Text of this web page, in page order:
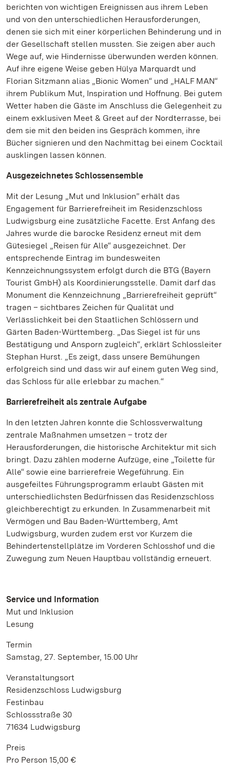
berichten von wichtigen Ereignissen aus ihrem Leben
und von den unterschiedlichen Herausforderungen,
denen sie sich mit einer körperlichen Behinderung und in
der Gesellschaft stellen mussten. Sie zeigen aber auch
Wege auf, wie Hindernisse überwunden werden können.
Auf ihre eigene Weise geben Hülya Marquardt und
Florian Sitzmann alias „Bionic Women“ und „HALF MAN“
ihrem Publikum Mut, Inspiration und Hoffnung. Bei gutem
Wetter haben die Gäste im Anschluss die Gelegenheit zu
einem exklusiven Meet & Greet auf der Nordterrasse, bei
dem sie mit den beiden ins Gespräch kommen, ihre
Bücher signieren und den Nachmittag bei einem Cocktail
ausklingen lassen können.
Ausgezeichnetes Schlossensemble
Mit der Lesung „Mut und Inklusion” erhält das
Engagement für Barrierefreiheit im Residenzschloss
Ludwigsburg eine zusätzliche Facette. Erst Anfang des
Jahres wurde die barocke Residenz erneut mit dem
Gütesiegel „Reisen für Alle“ ausgezeichnet. Der
entsprechende Eintrag im bundesweiten
Kennzeichnungssystem erfolgt durch die BTG (Bayern
Tourist GmbH) als Koordinierungsstelle. Damit darf das
Monument die Kennzeichnung „Barrierefreiheit geprüft“
tragen – sichtbares Zeichen für Qualität und
Verlässlichkeit bei den Staatlichen Schlössern und
Gärten Baden-Württemberg. „Das Siegel ist für uns
Bestätigung und Ansporn zugleich“, erklärt Schlossleiter
Stephan Hurst. „Es zeigt, dass unsere Bemühungen
erfolgreich sind und dass wir auf einem guten Weg sind,
das Schloss für alle erlebbar zu machen.“
Barrierefreiheit als zentrale Aufgabe
In den letzten Jahren konnte die Schlossverwaltung
zentrale Maßnahmen umsetzen – trotz der
Herausforderungen, die historische Architektur mit sich
bringt. Dazu zählen moderne Aufzüge, eine „Toilette für
Alle“ sowie eine barrierefreie Wegeführung. Ein
ausgefeiltes Führungsprogramm erlaubt Gästen mit
unterschiedlichsten Bedürfnissen das Residenzschloss
gleichberechtigt zu erkunden. In Zusammenarbeit mit
Vermögen und Bau Baden-Württemberg, Amt
Ludwigsburg, wurden zudem erst vor Kurzem die
Behindertenstellplätze im Vorderen Schlosshof und die
Zuwegung zum Neuen Hauptbau vollständig erneuert.
Service und Information
Mut und Inklusion
Lesung
Termin
Samstag, 27. September, 15.00 Uhr
Veranstaltungsort
Residenzschloss Ludwigsburg
Festinbau
Schlossstraße 30
71634 Ludwigsburg
Preis
Pro Person 15,00 €